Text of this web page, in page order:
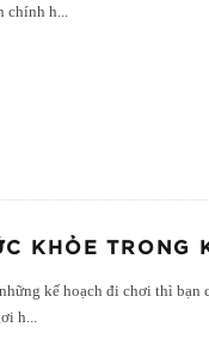
chính h...
KHỎE TRONG
kế hoạch đi chơi thì bạn
h...